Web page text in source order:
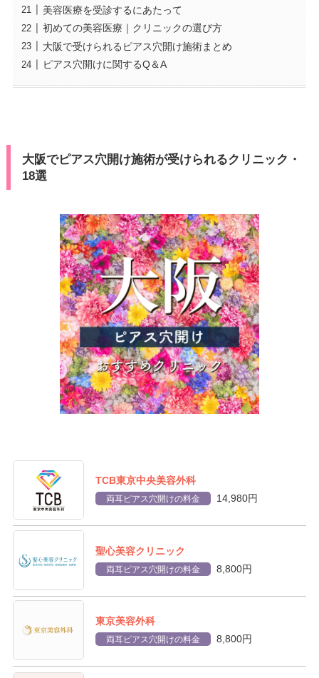
美容医療を受診するにあたって
初めての美容医療｜クリニックの選び方
大阪で受けられるピアス穴開け施術まとめ
ピアス穴開けに関するQ＆A
大阪でピアス穴開け施術が受けられるクリニック・
18選
TCB東京中央美容外科
両耳ピアス穴開けの料金 14,980円
聖心美容クリニック
両耳ピアス穴開けの料金 8,800円
東京美容外科
両耳ピアス穴開けの料金 8,800円